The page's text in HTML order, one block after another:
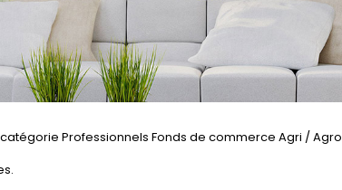
Professionnels Fonds de commerce Agri / Agro